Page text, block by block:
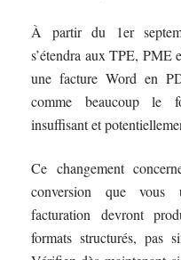
À partir du 1er
s’étendra aux TPE, PME
une facture Word en
comme beaucoup le
insuffisant et
Ce changement
conversion que
facturation devront
formats structurés, pas